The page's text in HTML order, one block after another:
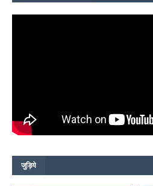
जुड़िये